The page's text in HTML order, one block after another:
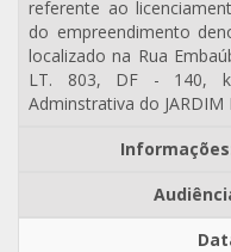
referente ao
do empreendimento
localizado na Rua
LT. 803, DF - 140,
Adminstrativa do JARDIM